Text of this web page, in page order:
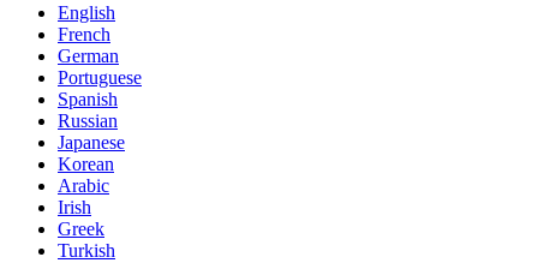
English
French
German
Portuguese
Spanish
Russian
Japanese
Korean
Arabic
Irish
Greek
Turkish